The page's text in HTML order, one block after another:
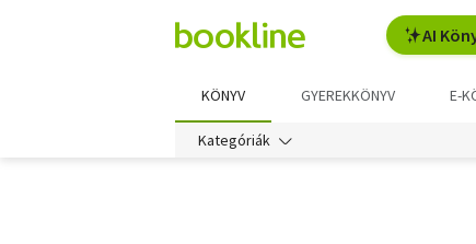
AI
KÖNYV GYEREKKÖNYV E-
Kategóriák